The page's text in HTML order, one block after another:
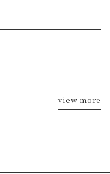
view more